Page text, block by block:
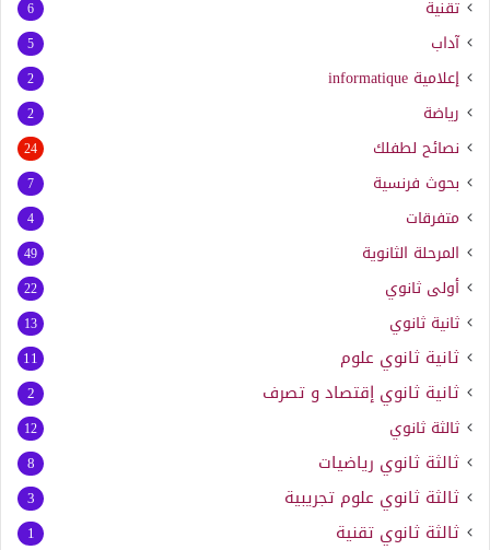
تقنية 6
آداب 5
إعلامية informatique
2
رياضة 2
نصائح لطفلك 24
بحوث فرنسية 7
متفرقات 4
المرحلة الثانوية 49
أولى ثانوي 22
ثانية ثانوي 13
ثانية ثانوي علوم 11
ثانية ثانوي إقتصاد و تصرف 2
ثالثة ثانوي 12
ثالثة ثانوي رياضيات 8
ثالثة ثانوي علوم تجريبية 3
ثالثة ثانوي تقنية 1